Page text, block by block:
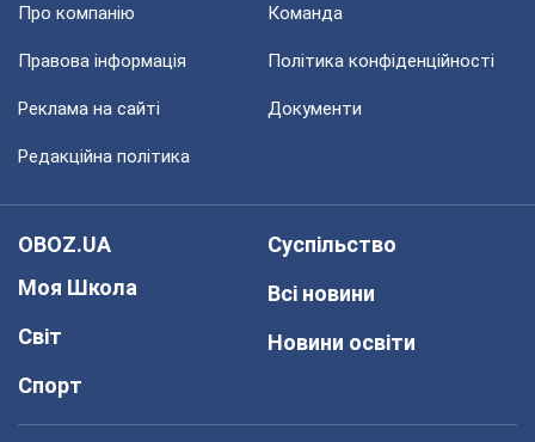
Про компанію Команда
Правова інформація Політика конфіденційності
Реклама на сайті Документи
Редакційна політика
OBOZ.UA
Моя Школа
Світ
Спорт
Суспільство
Всі новини
Новини освіти